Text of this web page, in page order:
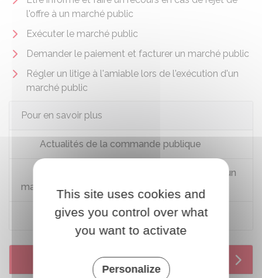
l'offre à un marché public
Exécuter le marché public
Demander le paiement et facturer un marché public
Régler un litige à l'amiable lors de l'exécution d'un
marché public
Pour en savoir plus
Actualités de la commande publique
Quelles sont les conditions de passation d'un
marché public ?
Le marché de l'inclusion
Services en ligne et formulaires
This site uses cookies and
gives you control over what
you want to activate
Personalize